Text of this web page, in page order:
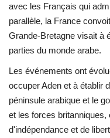
avec les Français qui
parallèle, la France
Grande-Bretagne visait à
parties du monde arabe.
Les événements ont
occuper Aden et à établir
péninsule arabique et le
et les forces britanniques,
d'indépendance et de